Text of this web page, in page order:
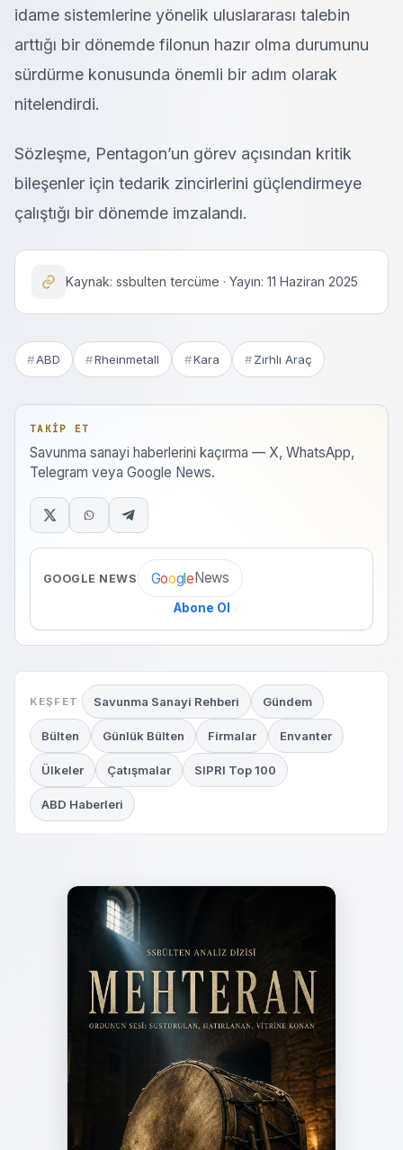
idame sistemlerine yönelik uluslararası talebin
arttığı bir dönemde filonun hazır olma durumunu
sürdürme konusunda önemli bir adım olarak
nitelendirdi.
Sözleşme, Pentagon’un görev açısından kritik
bileşenler için tedarik zincirlerini güçlendirmeye
çalıştığı bir dönemde imzalandı.
Kaynak: ssbulten tercüme · Yayın: 11 Haziran 2025
ABD Rheinmetall Kara Zırhlı Araç
TAKIP ET
Savunma sanayi haberlerini kaçırma — X, WhatsApp,
Telegram veya Google News.
GOOGLE NEWS GoogleNews
Abone Ol
KEŞFET Savunma Sanayi Rehberi Gündem
Bülten Günlük Bülten Firmalar Envanter
Ülkeler Çatışmalar SIPRI Top 100
ABD Haberleri